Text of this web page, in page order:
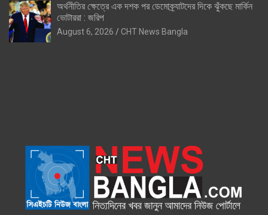
অর্থনীতির ক্ষেত্রে এক দশক পর ডেমোক্র্যাটদের দিকে ঝুঁকছে মার্কিন
ভোটাররা : জরিপ
August 6, 2026 CHT News Bangla